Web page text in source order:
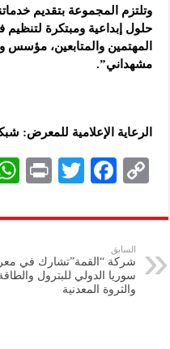
وتلتزم المجموعة بتقديم
حلول إبداعية ومبتكرة لتنظيم
المهتمين والمتابعين، مؤسس
مشهداني”.
الرعاية الإعلامية للمعرض:
C
p
y
Li
n
F
eb
k
T
tt
P
nt
السابق
شركة “القمة”تشارك في
سوريا الدولي للبترول
والثروة المعدنية